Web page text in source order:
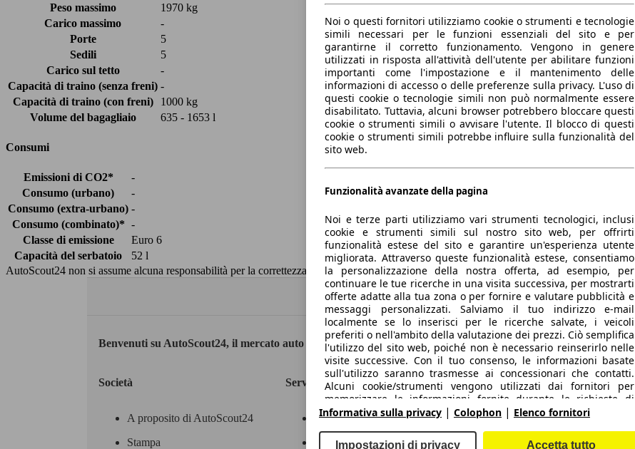
Peso massimo
1970 kg
Carico massimo
-
Porte
5
Sedili
5
Carico sul tetto
-
Capacità di traino (senza freni) -
Capacità di traino (con freni)
1000 kg
Volume del bagagliaio
635 - 1653 l
Consumi
Emissioni di CO2*
-
Consumo (urbano)
-
Consumo (extra-urbano) -
Consumo (combinato)* -
Classe di emissione
Euro 6
Capacità del serbatoio
52 l
AutoScout24 non si assume alcuna responsabilità per la correttezza dei dati.
Benvenuti su AutoScout24, il mercato auto europeo.
Società
A proposito di AutoScout24
Stampa
Servizi
Contatti
Marche e modelli
Area rivenditori
Servizi per i dealer
Noi o questi fornitori utilizziamo cookie o strumenti e tecnologie
simili necessari per le funzioni essenziali del sito e per
garantirne il corretto funzionamento. Vengono in genere
utilizzati in risposta all'attività dell'utente per abilitare funzioni
importanti come l'impostazione e il mantenimento delle
informazioni di accesso o delle preferenze sulla privacy. L'uso di
questi cookie o tecnologie simili non può normalmente essere
disabilitato. Tuttavia, alcuni browser potrebbero bloccare questi
cookie o strumenti simili o avvisare l'utente. Il blocco di questi
cookie o strumenti simili potrebbe influire sulla funzionalità del
sito web.
Funzionalità avanzate della pagina
Noi e terze parti utilizziamo vari strumenti tecnologici, inclusi
cookie e strumenti simili sul nostro sito web, per offrirti
funzionalità estese del sito e garantire un'esperienza utente
migliorata. Attraverso queste funzionalità estese, consentiamo
la personalizzazione della nostra offerta, ad esempio, per
continuare le tue ricerche in una visita successiva, per mostrarti
offerte adatte alla tua zona o per fornire e valutare pubblicità e
messaggi personalizzati. Salviamo il tuo indirizzo e-mail
localmente se lo inserisci per le ricerche salvate, i veicoli
preferiti o nell'ambito della valutazione dei prezzi. Ciò semplifica
l'utilizzo del sito web, poiché non è necessario reinserirlo nelle
visite successive. Con il tuo consenso, le informazioni basate
sull'utilizzo saranno trasmesse ai concessionari che contatti.
Alcuni cookie/strumenti vengono utilizzati dai fornitori per
memorizzare le informazioni fornite durante le richieste di
finanziamento per 30 giorni e per riutilizzarle automaticamente
finanziamento. Senza l'utilizzo di tali cookie/strumenti, tali
Informativa sulla privacy | Colophon | Elenco fornitori
Impostazioni di privacy Accetta tutto